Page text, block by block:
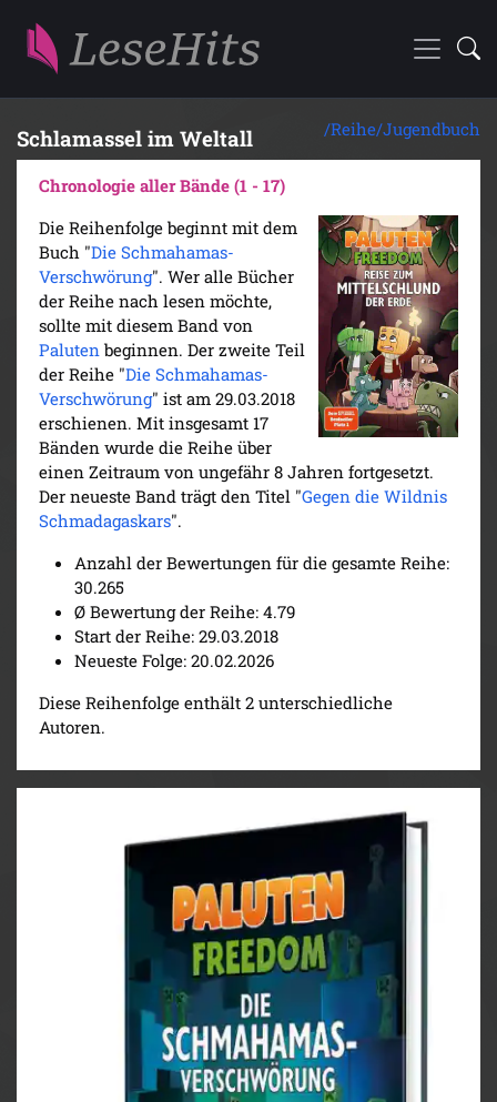
Schlamassel im Weltall /Reihe/Jugendbuch
Chronologie aller Bände (1 - 17)
Die Reihenfolge beginnt mit dem
Buch "Die Schmahamas-
Verschwörung". Wer alle Bücher
der Reihe nach lesen möchte,
sollte mit diesem Band von
Paluten beginnen. Der zweite Teil
der Reihe "Die Schmahamas-
Verschwörung" ist am 29.03.2018
erschienen. Mit insgesamt 17
Bänden wurde die Reihe über
einen Zeitraum von ungefähr 8 Jahren fortgesetzt.
Der neueste Band trägt den Titel "Gegen die Wildnis
Schmadagaskars".
Anzahl der Bewertungen für die gesamte Reihe:
30.265
Ø Bewertung der Reihe: 4.79
Start der Reihe: 29.03.2018
Neueste Folge: 20.02.2026
Diese Reihenfolge enthält 2 unterschiedliche
Autoren.